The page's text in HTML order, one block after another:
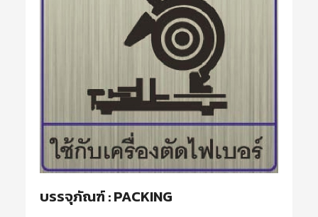
บรรจุภัณฑ์ : PACKING